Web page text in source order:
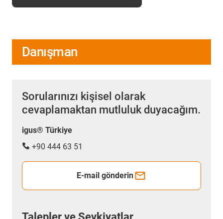
Danışman
Sorularınızı kişisel olarak
cevaplamaktan mutluluk duyacağım.
igus® Türkiye
+90 444 63 51
E-mail gönderin